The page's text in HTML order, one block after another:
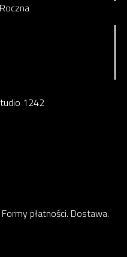
1242
płatności. Dostawa.